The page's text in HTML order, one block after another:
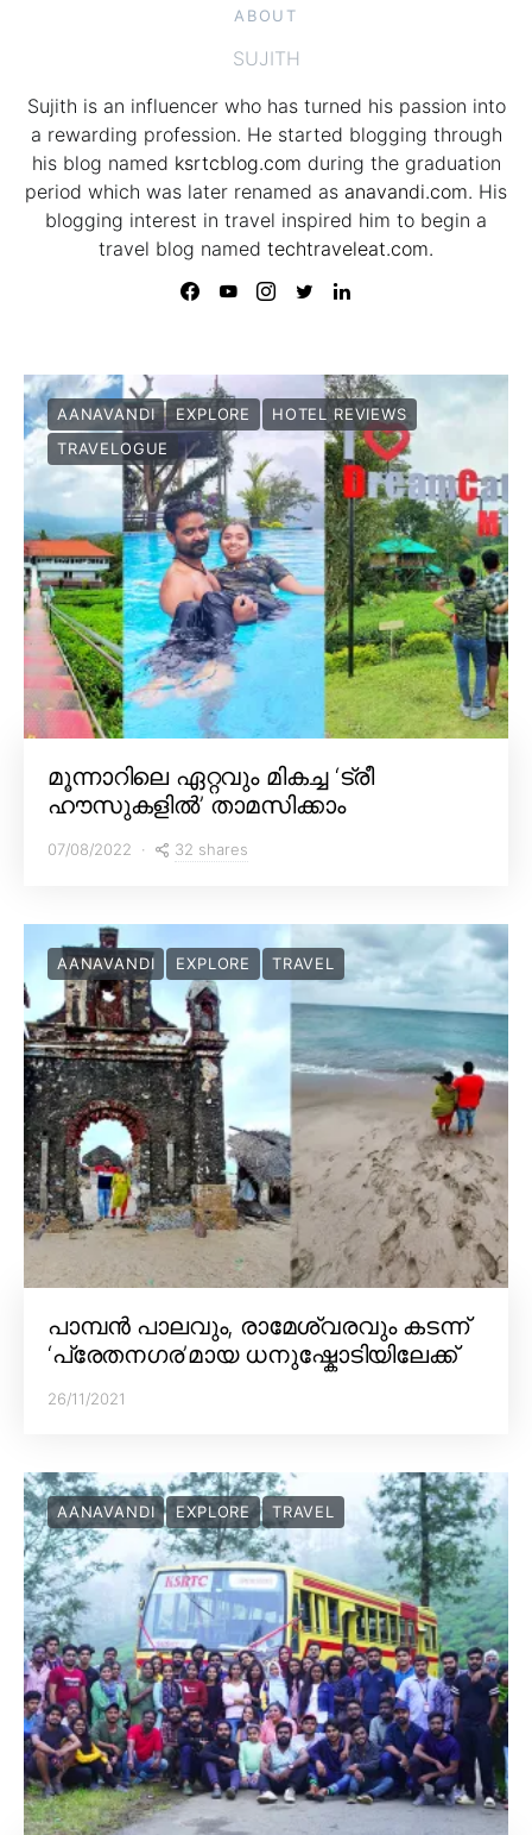
ABOUT
SUJITH
Sujith is an influencer who has turned his passion into
a rewarding profession. He started blogging through
his blog named ksrtcblog.com during the graduation
period which was later renamed as anavandi.com. His
blogging interest in travel inspired him to begin a
travel blog named techtraveleat.com.
AANAVANDI EXPLORE
HOTEL REVIEWS
TRAVELOGUE
മൂന്നാറിലെ ഏറ്റവും മികച്ച ‘ട്രീ
ഹൗസുകളിൽ’ താമസിക്കാം
07/08/2022 32 shares
AANAVANDI EXPLORE TRAVEL
പാമ്പൻ പാലവും, രാമേശ്വരവും കടന്ന്
‘പ്രേതനഗര’മായ ധനുഷ്കോടിയിലേക്ക്
26/11/2021
AANAVANDI EXPLORE TRAVEL